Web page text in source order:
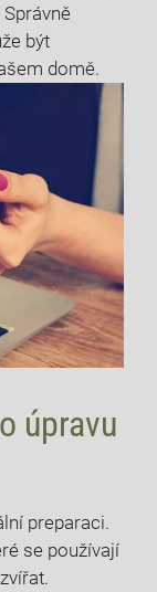
být
domě.
úpravu
preparaci.
se používají